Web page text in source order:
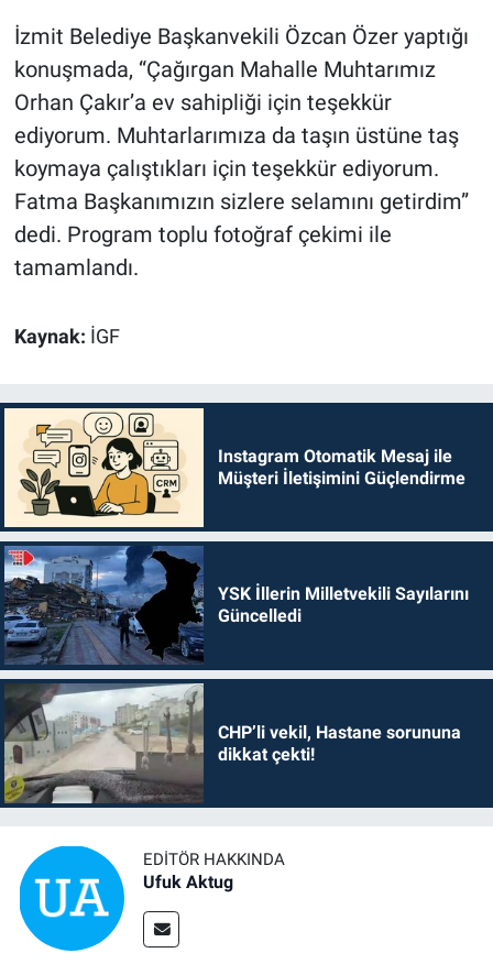
İzmit Belediye Başkanvekili Özcan Özer yaptığı
konuşmada, “Çağırgan Mahalle Muhtarımız
Orhan Çakır’a ev sahipliği için teşekkür
ediyorum. Muhtarlarımıza da taşın üstüne taş
koymaya çalıştıkları için teşekkür ediyorum.
Fatma Başkanımızın sizlere selamını getirdim”
dedi. Program toplu fotoğraf çekimi ile
tamamlandı.
Kaynak: İGF
Instagram Otomatik Mesaj ile
Müşteri İletişimini Güçlendirme
YSK İllerin Milletvekili Sayılarını
Güncelledi
CHP’li vekil, Hastane sorununa
dikkat çekti!
EDITÖR HAKKINDA
Ufuk Aktug